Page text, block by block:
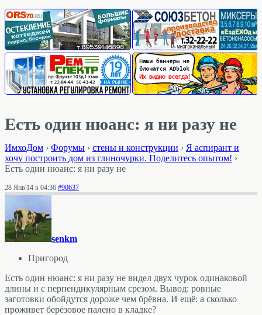
Есть один нюанс: я ни разу не
ИмхоДом › Форумы › стены и конструкции › Я аспирант и
хочу построить дом из глиночурки. Поделитесь опытом! ›
Есть один нюанс: я ни разу не
28 Янв'14 в 04:36 #90637
senkm
Пригород
Есть один нюанс: я ни разу не видел двух чурок одинаковой
длины и с перпендикулярным срезом. Вывод: ровные
заготовки обойдутся дороже чем брёвна. И ещё: а сколько
проживет берёзовое палено в кладке?